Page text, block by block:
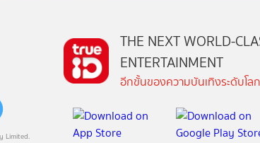
Limited.
THE NEXT WORLD-
ENTERTAINMENT
อีกขั้นของความบันเทิงระดับโ